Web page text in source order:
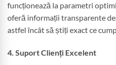
funcționează la parametri
oferă informații transparente
astfel încât să știți exact ce
4. Suport Clienți Excelent